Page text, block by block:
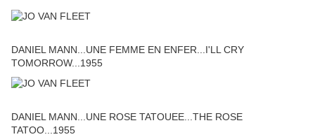
DANIEL MANN...UNE FEMME EN ENFER...I'LL CRY
TOMORROW...1955
DANIEL MANN...UNE ROSE TATOUEE...THE ROSE
TATOO...1955